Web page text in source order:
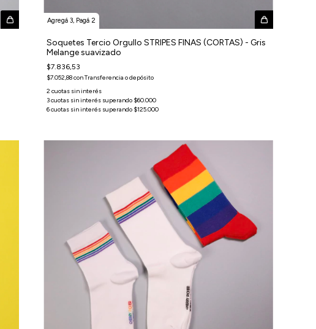
Agregá 3, Pagá 2
Soquetes Tercio Orgullo STRIPES FINAS (CORTAS) - Gris
Melange suavizado
$7.836,53
$7.052,88conTransferencia o depósito